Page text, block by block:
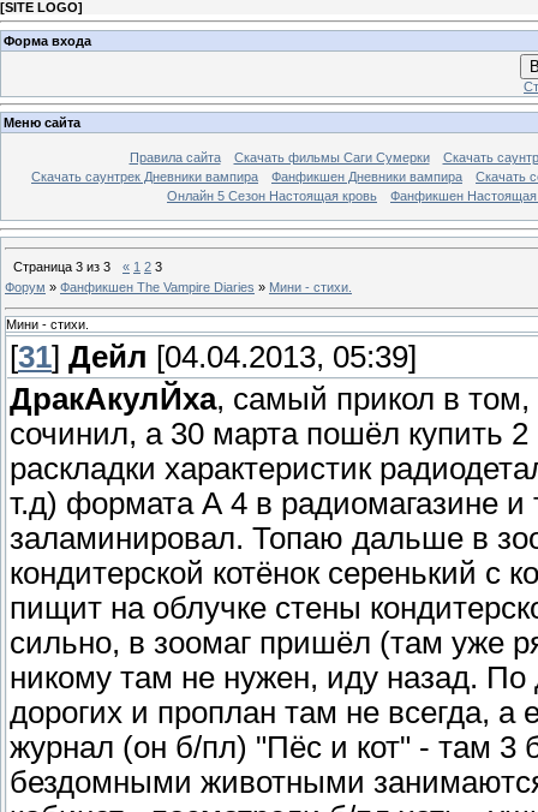
[SITE LOGO]
Форма входа
Меню сайта
Правила сайта Скачать фильмы Саги Сумерки
Скачать
Скачать саунтрек Дневники вампира
Фанфикшен Дневники вампира
Скачать
Онлайн 5 Сезон Настоящая кровь
Фанфикшен Настоящая
Страница 3 из 3 « 1 2 3
Форум » Фанфикшен The Vampire Diaries » Мини - стихи.
Мини - стихи.
[31] Дейл [04.04.2013, 05:39]
ДракАкулЙха, самый прикол в том,
сочинил, а 30 марта пошёл купить
раскладки характеристик
т.д) формата А 4 в радиомагазине
заламинировал. Топаю дальше в
кондитерской котёнок серенький с
пищит на облучке стены
сильно, в зоомаг пришёл (там уже
никому там не нужен, иду назад. По
дорогих и проплан там не всегда,
журнал (он б/пл) "Пёс и кот" - там 3
бездомными животными